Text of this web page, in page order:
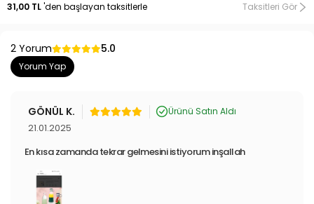
31,00 TL'den başlayan taksitlerle Taksitleri Gör
2 Yorum 5.0
Yorum Yap
GÖNÜL K. Ürünü Satın Aldı
21.01.2025
En kısa zamanda tekrar gelmesini istiyorum inşallah